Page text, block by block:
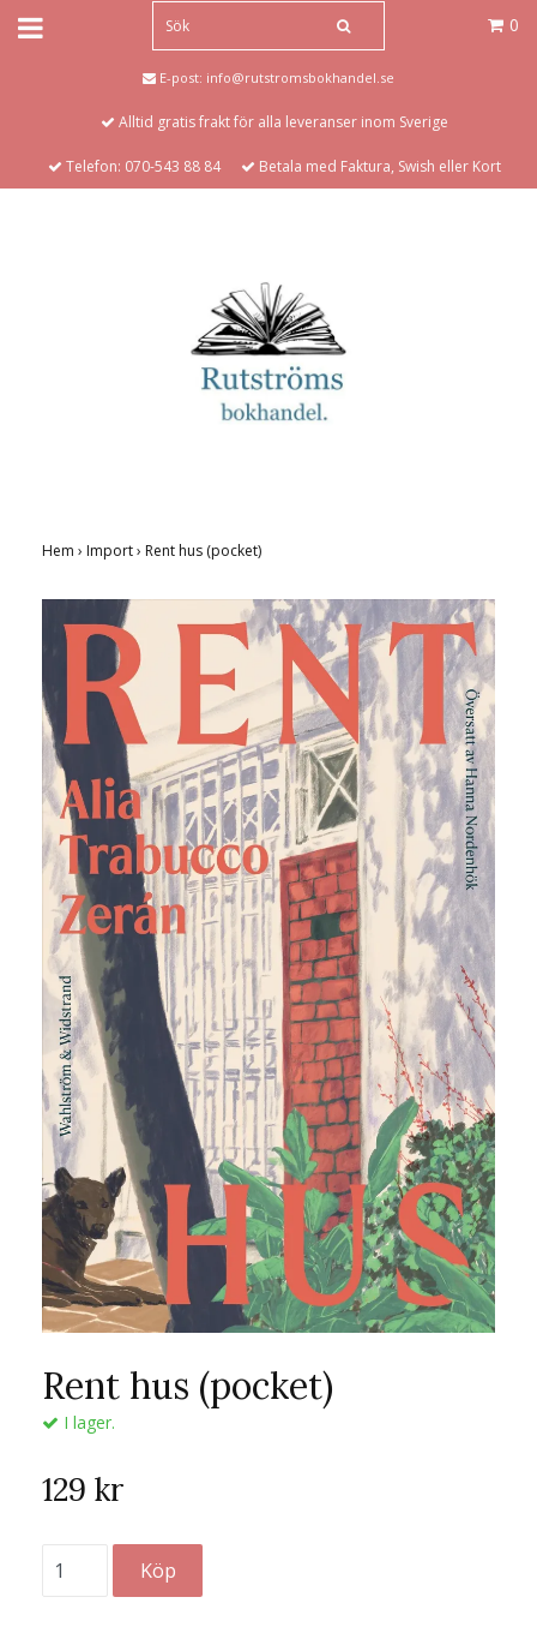
0
E-post: info@rutstromsbokhandel.se
Alltid gratis frakt för alla leveranser inom Sverige
Telefon: 070-543 88 84 Betala med Faktura, Swish eller Kort
Hem › Import› Rent hus (pocket)
Rent hus (pocket)
I lager.
129 kr